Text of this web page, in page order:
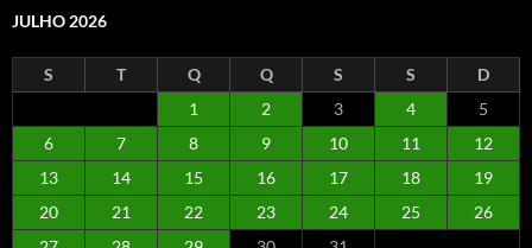
JULHO 2026
S T Q Q S S
D
1
2 3 4
5
6
7 8 9 10 11
12
13
14 15 16 17 18
19
20
21 22 23 24 25
26